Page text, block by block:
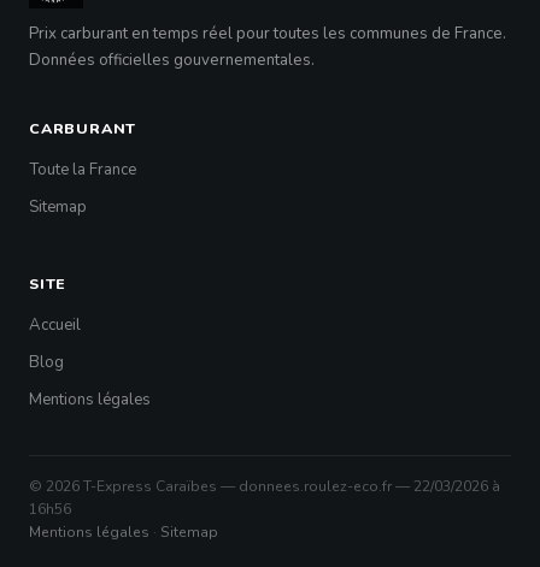
Prix carburant en temps réel pour toutes les communes de France.
Données officielles gouvernementales.
CARBURANT
Toute la France
Sitemap
SITE
Accueil
Blog
Mentions légales
© 2026 T-Express Caraïbes — donnees.roulez-eco.fr — 22/03/2026 à
16h56
Mentions légales · Sitemap